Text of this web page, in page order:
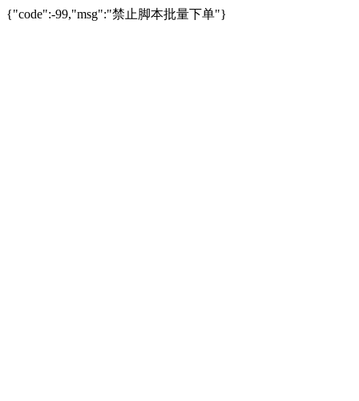
{"code":-99,"msg":"禁止脚本批量下单"}